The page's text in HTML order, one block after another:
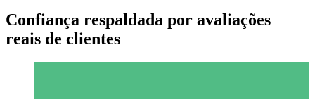
Confiança respaldada por avaliações
reais de clientes